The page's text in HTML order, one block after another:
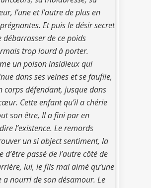
l’une et l’autre de plus en
Et puis le désir secret
débarrasser de ce poids
trop lourd à porter.
un poison insidieux qui
dans ses veines et se faufile,
corps défendant, jusque dans
Cette enfant qu’il a chérie
son être, Il a fini par en
l’existence. Le remords
un si abject sentiment, la
d’être passé de l’autre côté de
lui, le fils mal aimé qu’une
a nourri de son désamour. Le